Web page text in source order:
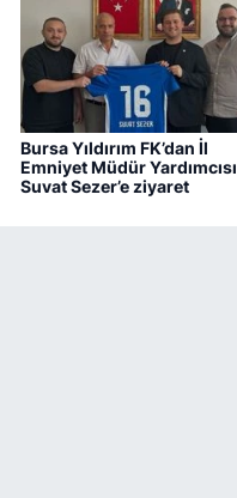
Bursa Yıldırım FK’dan İl
Emniyet Müdür Yardımcısı
Suvat Sezer’e ziyaret